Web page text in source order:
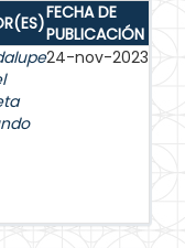
FECHA DE
PUBLICACIÓN
24-nov-2023